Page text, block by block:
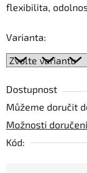
flexibilita,
Varianta:
Dostupnost
Můžeme doručit
Možnosti doručení
Kód: